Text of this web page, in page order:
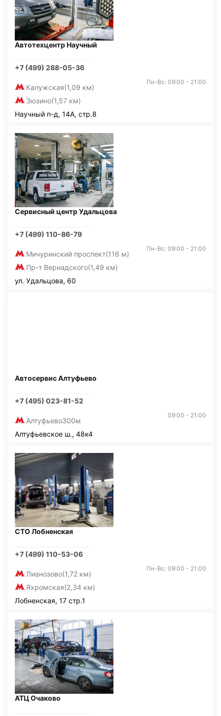
Автотехцентр Научный
+7 (499) 288-05-36
Калужская(1,09 км)
Зюзино(1,57 км)
Пн-Вс: 09:00 - 21:00
Научный п-д, 14А, стр.8
Сервисный центр Удальцова
+7 (499) 110-86-79
Мичуринский проспект(116 м)
Пр-т Вернадского(1,49 км)
Пн-Вс: 09:00 - 21:00
ул. Удальцова, 60
Автосервис Алтуфьево
+7 (495) 023-81-52
Алтуфьево300м
09:00 - 21:00
Алтуфьевское ш., 48к4
СТО Лобненская
+7 (499) 110-53-06
Лианозово(1,72 км)
Яхромская(2,34 км)
Пн-Вс: 09:00 - 21:00
Лобненская, 17 стр.1
АТЦ Очаково